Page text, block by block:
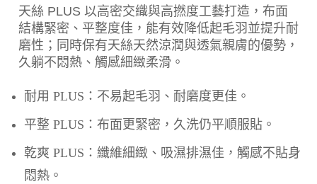
天絲 PLUS 以高密交織與高撚度工藝打造，布面
結構緊密、平整度佳，能有效降低起毛羽並提升耐
磨性；同時保有天絲天然涼潤與透氣親膚的優勢，
久躺不悶熱、觸感細緻柔滑。
耐用 PLUS：不易起毛羽、耐磨度更佳。
平整 PLUS：布面更緊密，久洗仍平順服貼。
乾爽 PLUS：纖維細緻、吸濕排濕佳，觸感不貼身
悶熱。